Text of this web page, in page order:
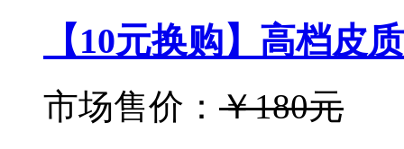
【10元换购】高档皮
市场售价： ￥180元